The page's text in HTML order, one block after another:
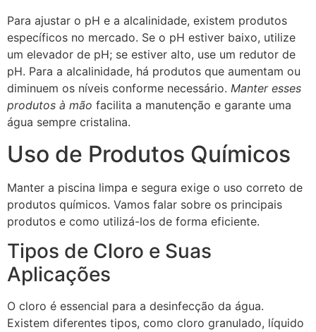
Para ajustar o pH e a alcalinidade, existem produtos
específicos no mercado. Se o pH estiver baixo, utilize
um elevador de pH; se estiver alto, use um redutor de
pH. Para a alcalinidade, há produtos que aumentam ou
diminuem os níveis conforme necessário. Manter esses
produtos à mão facilita a manutenção e garante uma
água sempre cristalina.
Uso de Produtos Químicos
Manter a piscina limpa e segura exige o uso correto de
produtos químicos. Vamos falar sobre os principais
produtos e como utilizá-los de forma eficiente.
Tipos de Cloro e Suas
Aplicações
O cloro é essencial para a desinfecção da água.
Existem diferentes tipos, como cloro granulado, líquido